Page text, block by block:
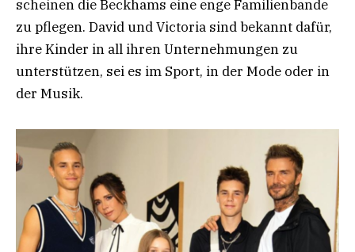
scheinen die Beckhams eine enge Familienbande
zu pflegen. David und Victoria sind bekannt dafür,
ihre Kinder in all ihren Unternehmungen zu
unterstützen, sei es im Sport, in der Mode oder in
der Musik.